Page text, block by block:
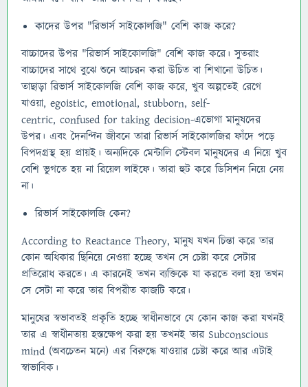
কাদের উপর "রিভার্স সাইকোলজি" বেশি কাজ করে?
বাচ্চাদের উপর "রিভার্স সাইকোলজি" বেশি কাজ করে। সুতরাং
বাচ্চাদের সাথে বুঝে শুনে আচরন করা উচিত বা শিখানো উচিত।
তাছাড়া রিভার্স সাইকোলজি বেশি কাজ করে, খুব অল্পতেই রেগে
যাওয়া, egoistic, emotional, stubborn, self-
centric, confused for taking decision-এভোগা মানুষদের
উপর। এবং দৈনন্দিন জীবনে তারা রিভার্স সাইকোলজির ফাঁদে পড়ে
বিপদগ্রস্থ হয় প্রায়ই। অন্যদিকে মেন্টালি স্টেবল মানুষদের এ নিয়ে খুব
বেশি ভুগতে হয় না রিয়েল লাইফে। তারা হুট করে ডিসিশন নিয়ে নেয়
না।
রিভার্স সাইকোলজি কেন?
According to Reactance Theory, মানুষ যখন চিন্তা করে তার
কোন অধিকার ছিনিয়ে নেওয়া হচ্ছে তখন সে চেষ্টা করে সেটার
প্রতিরোধ করতে। এ কারনেই তখন ব্যক্তিকে যা করতে বলা হয় তখন
সে সেটা না করে তার বিপরীত কাজটি করে।
মানুষের স্বভাবতই প্রকৃতি হচ্ছে স্বাধীনভাবে যে কোন কাজ করা যখনই
তার এ স্বাধীনতায় হস্তক্ষেপ করা হয় তখনই তার Subconscious
mind (অবচেতন মনে) এর বিরুদ্ধে যাওয়ার চেষ্টা করে আর এটাই
স্বাভাবিক।